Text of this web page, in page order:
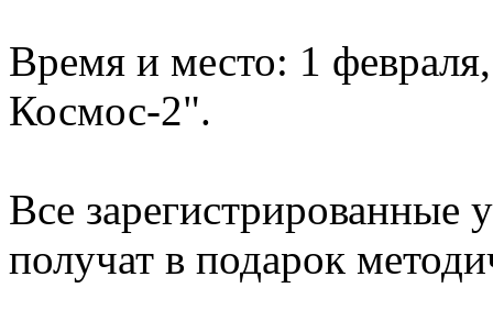
Время и место: 1
Космос-2".
Все зарегистрированные
получат в подарок